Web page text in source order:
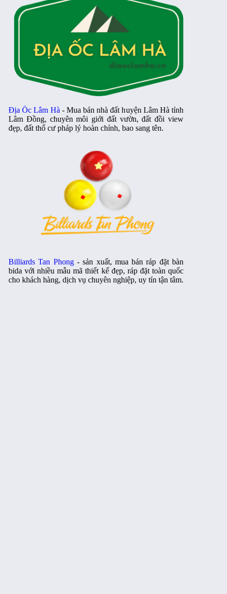
Địa Ốc Lâm Hà - Mua bán nhà đất huyện Lâm Hà tỉnh
Lâm Đồng, chuyên môi giới đất vườn, đất đồi view
đẹp, đất thổ cư pháp lý hoàn chỉnh, bao sang tên.
Billiards Tan Phong- sản xuất, mua bán ráp đặt bàn
bida với nhiều mẫu mã thiết kế đẹp, ráp đặt toàn quốc
cho khách hàng, dịch vụ chuyên nghiệp, uy tín tận tâm.